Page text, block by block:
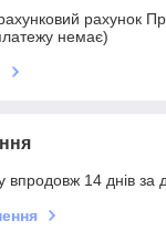
рахунок
немає)
впродовж 14 днів за